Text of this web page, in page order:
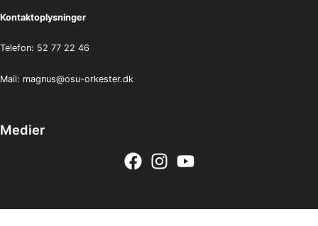
Kontaktoplysninger
Telefon: 52 77 22 46
Mail: magnus@osu-orkester.dk
Medier